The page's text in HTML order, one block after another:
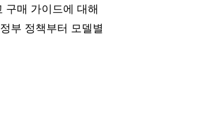
구매 가이드에 대해
부 정책부터 모델별